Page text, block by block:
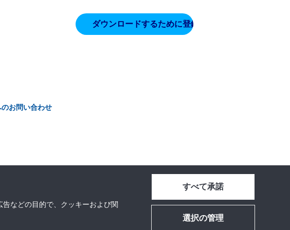
お問い合わせ
などの目的で、クッキーおよび関
選択の管理
すべて承諾